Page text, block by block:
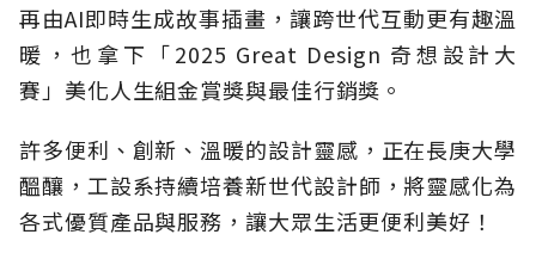
再由AI即時生成故事插畫，讓跨世代互動更有趣溫
暖，也拿下「2025 Great Design 奇想設計大
賽」美化人生組金賞獎與最佳行銷獎。
許多便利、創新、溫暖的設計靈感，正在長庚大學
醞釀，工設系持續培養新世代設計師，將靈感化為
各式優質產品與服務，讓大眾生活更便利美好！